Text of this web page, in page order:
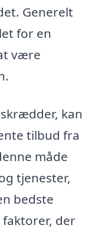
Generelt
for en
være
kan
tilbud fra
måde
tjenester,
bedste
der